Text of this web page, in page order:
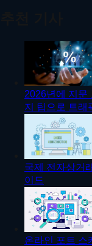
2026년에 지문
지 팁으로 트래
국제 전자상거
이드
온라인 포트 스